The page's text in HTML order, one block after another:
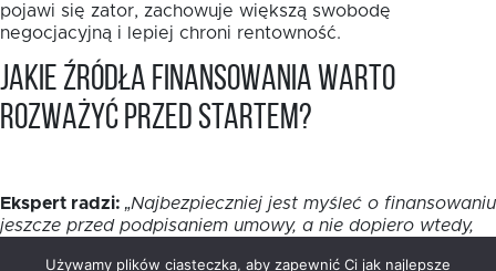
pojawi się zator, zachowuje większą swobodę
negocjacyjną i lepiej chroni rentowność.
Jakie źródła finansowania warto
rozważyć przed startem?
Ekspert radzi: „Najbezpieczniej jest myśleć o finansowaniu
jeszcze przed podpisaniem umowy, a nie dopiero wtedy,
Używamy plików ciasteczka, aby zapewnić Ci jak najlepsze